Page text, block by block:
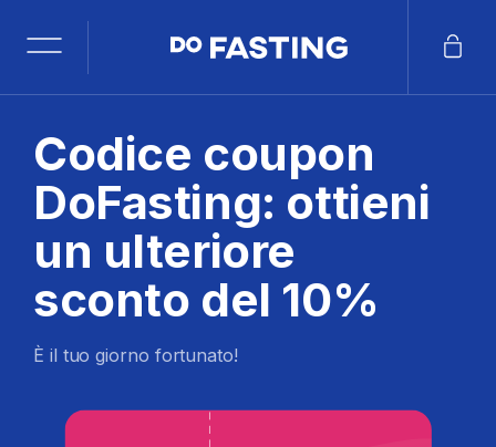
Codice coupon
DoFasting: ottieni
un ulteriore
sconto del 10%
È il tuo giorno fortunato!